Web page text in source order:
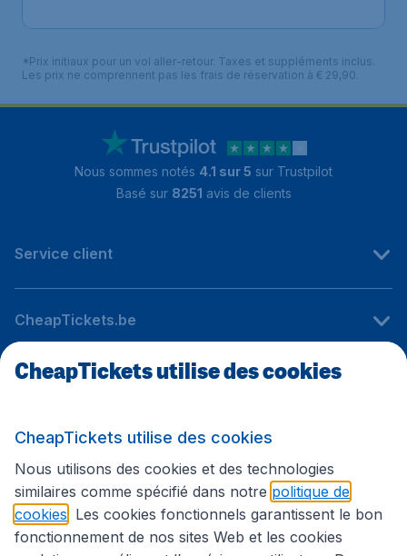
*Prix initiaux pour un vol aller-retour. Taxes et suppléments inclus.
Les prix ne comprennent pas les frais de réservation à € 29,90.
Nous sommes notés 4.1 sur 5 sur Trustpilot
Basé sur 8251 avis de clients
Service client
CheapTickets.be
Sites internationaux
Suivez CheapTickets.be
CheapTickets utilise des cookies
CheapTickets utilise des cookies
Nous utilisons des cookies et des technologies
similaires comme spécifié dans notre politique de
cookies . Les cookies fonctionnels garantissent le bon
fonctionnement de nos sites Web et les cookies